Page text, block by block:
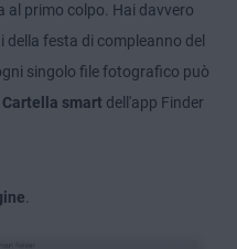
primo colpo. Hai davvero
festa di compleanno del
singolo file fotografico può
Cartella smart dell'app Finder
.